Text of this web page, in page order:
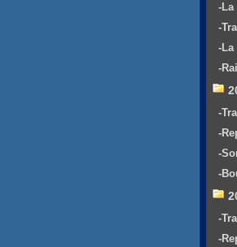
-La
-
-La
-
-
-
-
-
-
-